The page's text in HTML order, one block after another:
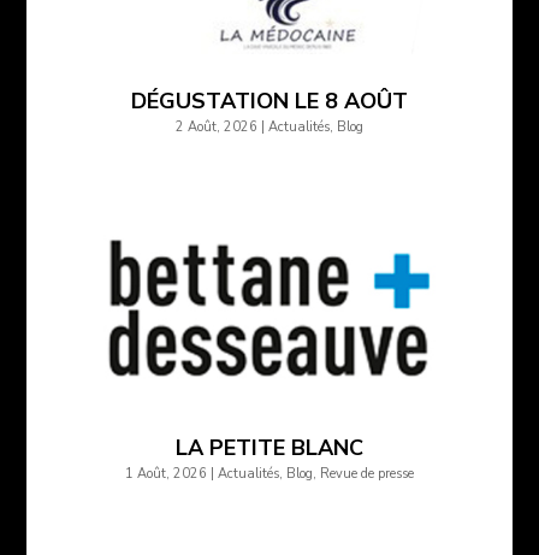
DÉGUSTATION LE 8 AOÛT
2 Août, 2026 | Actualités, Blog
LA PETITE BLANC
1 Août, 2026 Actualités, Blog, Revue de presse